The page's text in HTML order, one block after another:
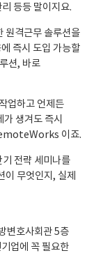
등등 말이지요.
원격근무 솔루션을
즉시 도입 가능할
션, 바로
업하고 언제든
생겨도 즉시
이죠.
전략 세미나를
무엇인지, 실제
변호사회관 5층
업에 꼭 필요한